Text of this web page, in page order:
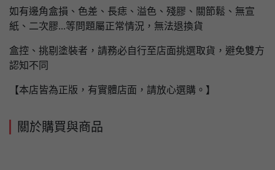
如有邊角盒損、色差、長痣、溢色、殘膠、關節鬆、無宣
紙、二次膠...等問題屬正常情況，無法退換貨
盒控、挑剔塗裝者，請務必自行至店面挑選取貨，避免雙方
認知不同
【本店皆為正版，有實體店面，請放心選購。】
關於購買與商品